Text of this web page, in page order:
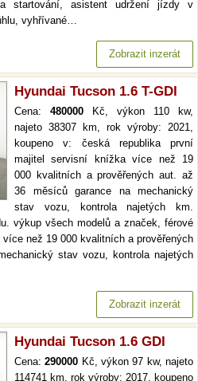
a startování, asistent udržení jízdy v
vyhřívané…
Zobrazit inzerát
Hyundai Tucson 1.6 T-GDI
Cena: 480000 Kč, výkon 110 kw,
najeto 38307 km, rok výroby: 2021,
koupeno v: česká republika první
majitel servisní knížka více než 19
000 kvalitních a prověřených aut. až
36 měsíců garance na mechanický
stav vozu, kontrola najetých km.
výkup všech modelů a značek, férové
než 19 000 kvalitních a prověřených
stav vozu, kontrola najetých
Zobrazit inzerát
Hyundai Tucson 1.6 GDI
Cena:290000 Kč, výkon 97 kw, najeto
114741 km, rok výroby: 2017, koupeno